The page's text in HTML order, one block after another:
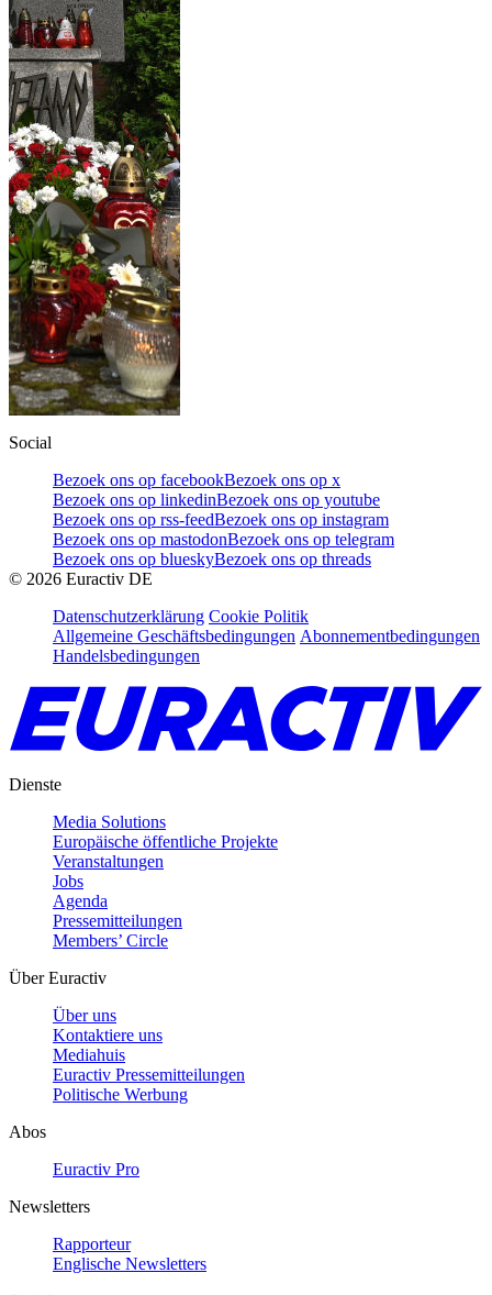
Social
Bezoek ons op facebookBezoek ons op x
Bezoek ons op linkedinBezoek ons op youtube
Bezoek ons op rss-feedBezoek ons op instagram
Bezoek ons op mastodonBezoek ons op telegram
Bezoek ons op blueskyBezoek ons op threads
© 2026 Euractiv DE
Datenschutzerklärung Cookie Politik
Allgemeine Geschäftsbedingungen Abonnementbedingungen
Handelsbedingungen
Dienste
Media Solutions
Europäische öffentliche Projekte
Veranstaltungen
Jobs
Agenda
Pressemitteilungen
Members’ Circle
Über Euractiv
Über uns
Kontaktiere uns
Mediahuis
Euractiv Pressemitteilungen
Politische Werbung
Abos
Euractiv Pro
Newsletters
Rapporteur
Englische Newsletters